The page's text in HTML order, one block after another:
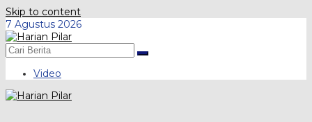
Skip to content
7 Agustus 2026
Video